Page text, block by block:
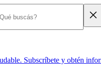
Subscríbete y obtén